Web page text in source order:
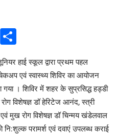
LinkedIn
हाई स्कूल द्वारा प्रथम पहल
एवं स्वास्थ्य शिविर का आयोजन
गया । शिविर में शहर के सुप्रसिद्ध हड्डी
रोग विशेषज्ञ डॉ हेरिटेज आनंद, स्त्री
मुख रोग विशेषज्ञ डॉ चिन्मय खंडेलवाल
परामर्श एवं दवाएं उपलब्ध कराई